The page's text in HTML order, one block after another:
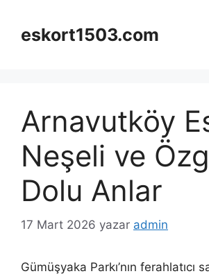
eskort1503.com
Arnavutköy
Neşeli ve
Dolu Anlar
17 Mart 2026 yazar admin
Gümüşyaka Parkı’nın ferahlatıcı